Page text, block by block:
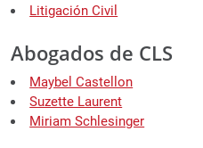
Litigación Civil
Abogados de CLS
Maybel Castellon
Suzette Laurent
Miriam Schlesinger